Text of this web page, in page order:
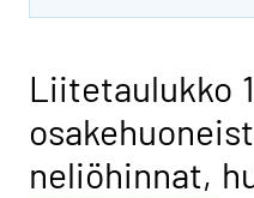
Liitetaulukko
neliöhinnat,